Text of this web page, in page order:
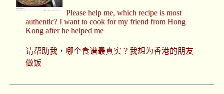
Please help me, which recipe is most
authentic? I want to cook for my friend from Hong
Kong after he helped me
请帮助我，哪个食谱最真实？我想为香港的朋友
做饭